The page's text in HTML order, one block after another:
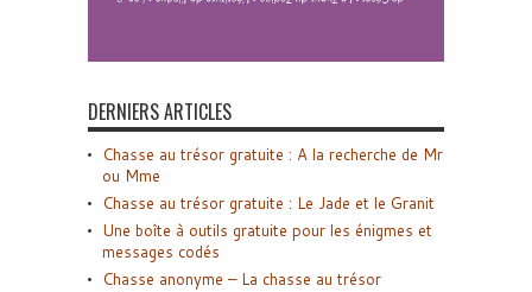
DERNIERS ARTICLES
Chasse au trésor gratuite : A la recherche de Mr
ou Mme
Chasse au trésor gratuite : Le Jade et le Granit
Une boîte à outils gratuite pour les énigmes et
messages codés
Chasse anonyme – La chasse au trésor